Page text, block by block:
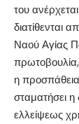
του
διατίθενται
Ναού Αγίας
η
σταματήσει η
ελλείψεως